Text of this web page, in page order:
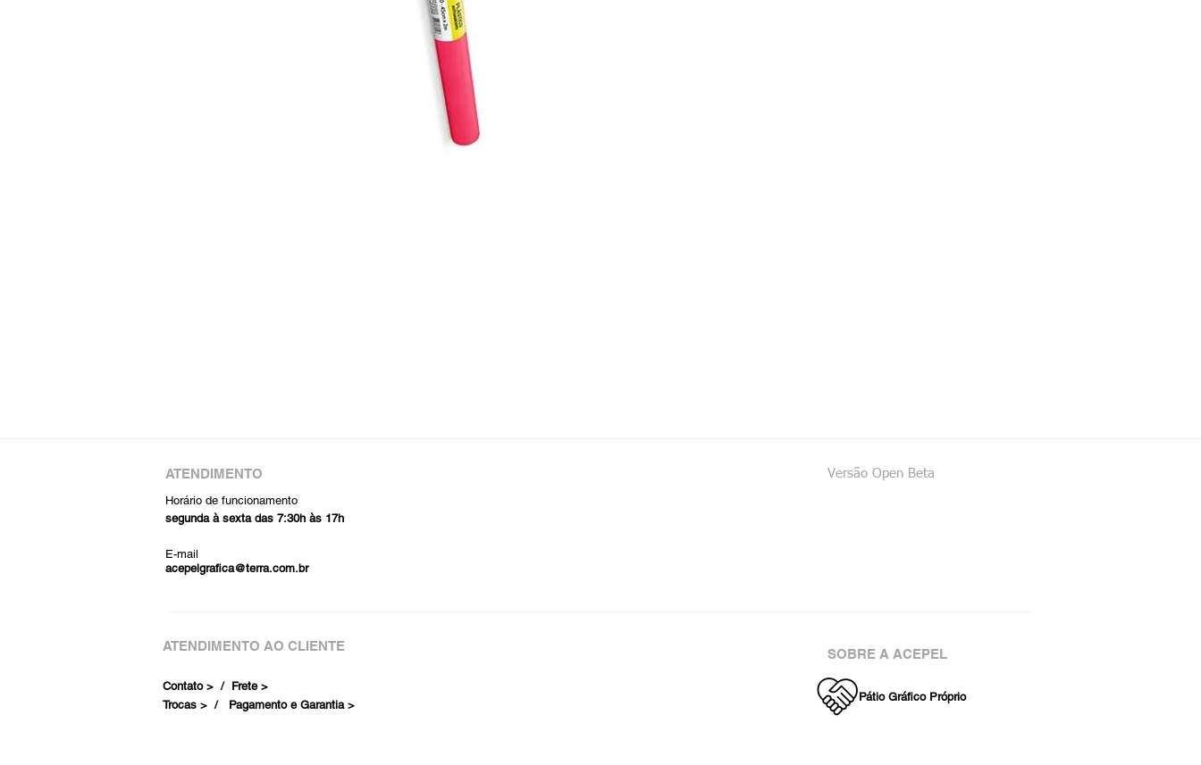
ATENDIMENTO
Versão Open Beta
Horário de funcionamento
segunda à sexta das 7:30h às 17h
E-mail
acepelgrafica@terra.com.br
ATENDIMENTO AO CLIENTE
Contato > / Frete >
Trocas > / Pagamento e Garantia >
SOBRE A ACEPEL
Pátio Gráfico Próprio